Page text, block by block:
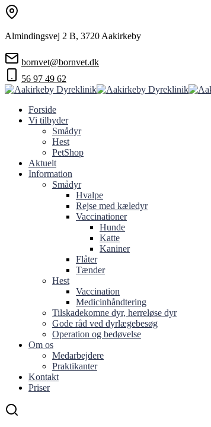
Almindingsvej 2 B, 3720 Aakirkeby
bornvet@bornvet.dk
56 97 49 62
Forside
Vi tilbyder
Smådyr
Hest
PetShop
Aktuelt
Information
Smådyr
Hvalpe
Rejse med kæledyr
Vaccinationer
Hunde
Katte
Kaniner
Flåter
Tænder
Hest
Vaccination
Medicinhåndtering
Tilskadekomne dyr, herreløse dyr
Gode råd ved dyrlægebesøg
Operation og bedøvelse
Om os
Medarbejdere
Praktikanter
Kontakt
Priser